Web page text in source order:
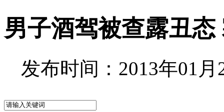
男子酒驾被查露丑
发布时间：2013年01月